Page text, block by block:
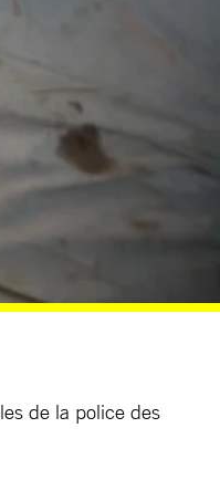
de la police des